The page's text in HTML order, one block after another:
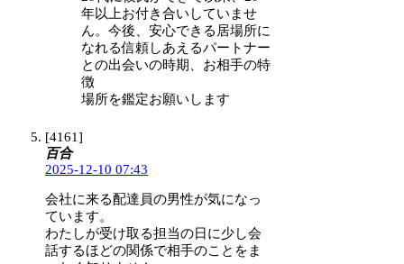
年以上お付き合いしていませ
ん。今後、安心できる居場所に
なれる信頼しあえるパートナー
との出会いの時期、お相手の特
徴
場所を鑑定お願いします
[4161]
百合
2025-12-10 07:43
会社に来る配達員の男性が気になっ
ています。
わたしが受け取る担当の日に少し会
話するほどの関係で相手のことをま